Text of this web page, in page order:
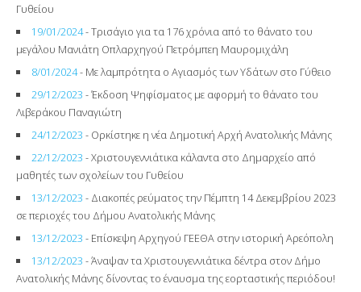
Γυθείου
19/01/2024- Τρισάγιο για τα 176 χρόνια από το θάνατο του
μεγάλου Μανιάτη Οπλαρχηγού Πετρόμπεη Μαυρομιχάλη
8/01/2024- Με λαμπρότητα ο Αγιασμός των Υδάτων στο Γύθειο
29/12/2023 - Έκδοση Ψηφίσματος με αφορμή το θάνατο του
Λιβεράκου Παναγιώτη
24/12/2023 - Ορκίστηκε η νέα Δημοτική Αρχή Ανατολικής Μάνης
22/12/2023 - Χριστουγεννιάτικα κάλαντα στο Δημαρχείο από
μαθητές των σχολείων του Γυθείου
13/12/2023 - Διακοπές ρεύματος την Πέμπτη 14 Δεκεμβρίου 2023
σε περιοχές του Δήμου Ανατολικής Μάνης
13/12/2023 - Επίσκεψη Αρχηγού ΓΕΕΘΑ στην ιστορική Αρεόπολη
13/12/2023 - Άναψαν τα Χριστουγεννιάτικα δέντρα στον Δήμο
Ανατολικής Μάνης δίνοντας το έναυσμα της εορταστικής περιόδου!